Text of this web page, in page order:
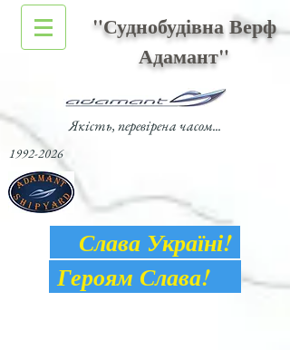
"Суднобудівна Верф
Адамант"
Якість, перевірена часом...
1992-2026
Слава Україні!
Героям Слава!